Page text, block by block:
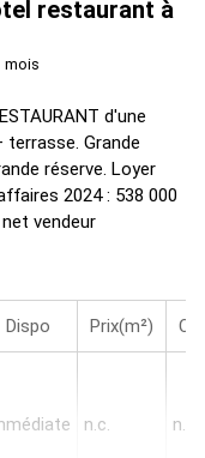
restaurant à
mois
d'une
Grande
réserve. Loyer
2024 : 538 000
vendeur
Dispo Prix(m²)
n.c. n.c.